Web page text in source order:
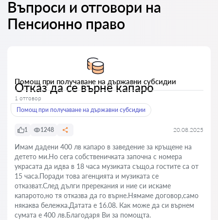
Въпроси и отговори на
Пенсионно право
Помощ при получаване на държавни субсидии
Отказ да се върне капаро
1 отговор
Помощ при получаване на държавни субсидии
1 1248 20.08.2025
Имам дадени 400 лв капаро в заведение за кръщене на
детето ми.Но сега собственичката започна с номера
украсата да идва в 18 часа музиката също,а гостите са от
15 часа.Поради това агенцията и музиката се
отказват.След дълги пререкания и ние си искаме
капарото,но тя отказва да го върне.Нямаме договор,само
някаква бележка.Датата е 16.08. Как може да си върнем
сумата е 400 лв.Благодаря Ви за помощта.